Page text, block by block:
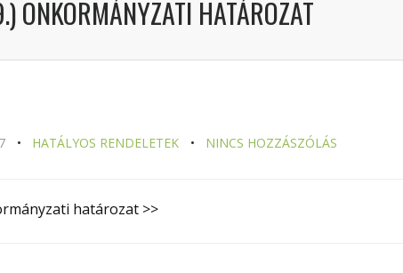
ÖNKORMÁNYZATI HATÁROZAT
HATÁLYOS RENDELETEK NINCS HOZZÁSZÓLÁS
határozat >>